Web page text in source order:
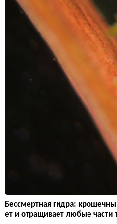
Бессмертная гидра:
ет и отращивает любые части